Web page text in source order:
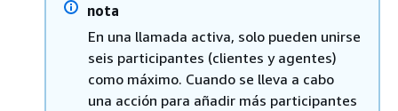
nota
En una llamada activa, solo pueden unirse
seis participantes (clientes y agentes)
como máximo. Cuando se lleva a cabo
una acción para añadir más participantes